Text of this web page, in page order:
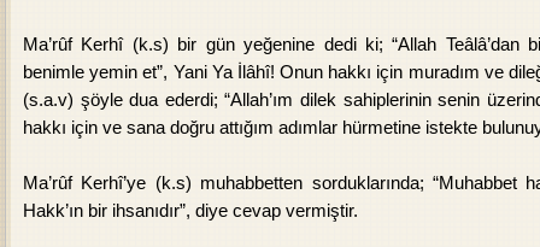
Ma’rûf Kerhî (k.s) bir gün yeğenine dedi ki; “Allah Teâlâ’dan
benimle yemin et”, Yani Ya İlâhî! Onun hakkı için muradım ve
(s.a.v) şöyle dua ederdi; “Allah’ım dilek sahiplerinin senin
hakkı için ve sana doğru attığım adımlar hürmetine istekte
Ma’rûf Kerhî’ye (k.s) muhabbetten sorduklarında; “Muhabbet
Hakk’ın bir ihsanıdır”, diye cevap vermiştir.